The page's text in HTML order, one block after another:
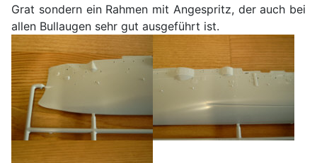
Grat sondern ein Rahmen mit Angespritz, der auch bei
allen Bullaugen sehr gut ausgeführt ist.